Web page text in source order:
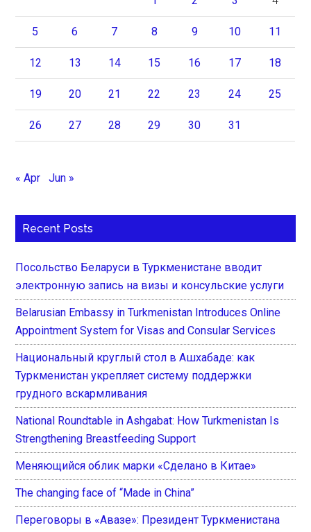
5 6 7 8 9 10 11
12 13 14 15 16 17 18
19 20 21 22 23 24 25
26 27 28 29 30 31
« Apr Jun »
Recent Posts
Посольство Беларуси в Туркменистане вводит
электронную запись на визы и консульские услуги
Belarusian Embassy in Turkmenistan Introduces Online
Appointment System for Visas and Consular Services
Национальный круглый стол в Ашхабаде: как
Туркменистан укрепляет систему поддержки
грудного вскармливания
National Roundtable in Ashgabat: How Turkmenistan Is
Strengthening Breastfeeding Support
Меняющийся облик марки «Сделано в Китае»
The changing face of “Made in China”
Переговоры в «Авазе»: Президент Туркменистана